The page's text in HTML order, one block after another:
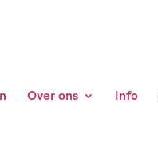
Over ons Info